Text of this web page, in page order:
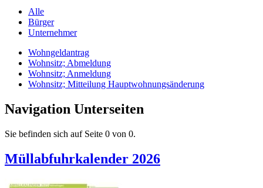
Alle
Bürger
Unternehmer
Wohngeldantrag
Wohnsitz; Abmeldung
Wohnsitz; Anmeldung
Wohnsitz; Mitteilung Hauptwohnungsänderung
Navigation Unterseiten
Sie befinden sich auf Seite 0 von 0.
Müllabfuhrkalender 2026